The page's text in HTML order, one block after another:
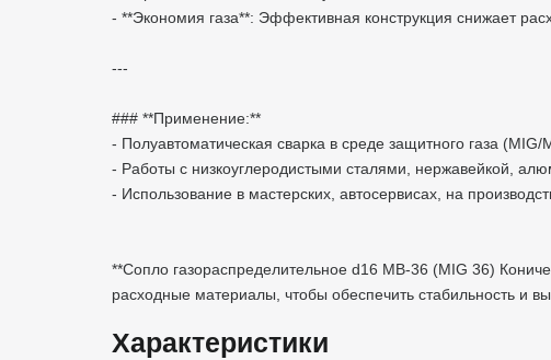
- **Экономия газа**: Эффективная конструкция снижает
---
### **Применение:**
- Полуавтоматическая сварка в среде защитного газа (MIG/
- Работы с низкоуглеродистыми сталями, нержавейкой,
- Использование в мастерских, автосервисах, на
**Сопло газораспределительное d16 MB-36 (MIG 36)
расходные материалы, чтобы обеспечить стабильность и
Характеристики